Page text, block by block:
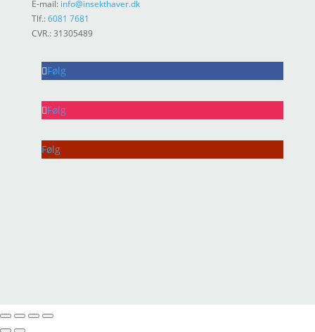
E-mail: info@insekthaver.dk
Tlf.:6081 7681
CVR.: 31305489
Følg
Følg
Følg